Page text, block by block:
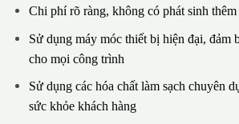
Chi phí rõ ràng, không có phát sinh thêm
Sử dụng máy móc thiết bị hiện đại, đảm
cho mọi công trình
Sử dụng các hóa chất làm sạch chuyên
sức khỏe khách hàng